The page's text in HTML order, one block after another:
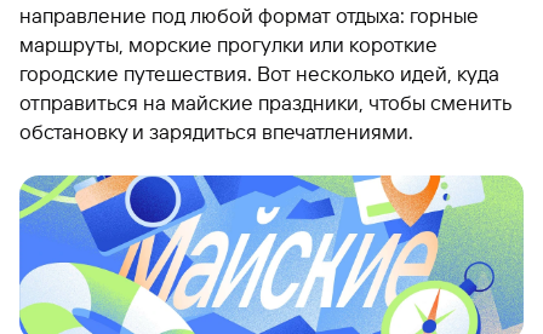
направление под любой формат отдыха: горные
маршруты, морские прогулки или короткие
городские путешествия. Вот несколько идей, куда
отправиться на майские праздники, чтобы сменить
обстановку и зарядиться впечатлениями.